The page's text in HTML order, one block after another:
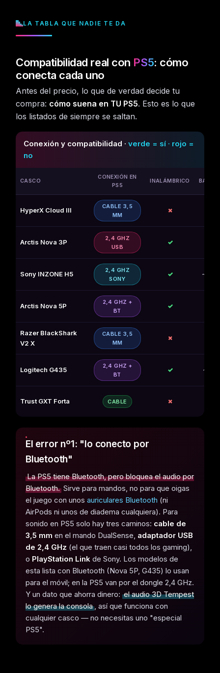
LA TABLA QUE NADIE TE DA
Compatibilidad real con PS5: cómo
conecta cada uno
Antes del precio, lo que de verdad decide tu
compra: cómo suena en TU PS5. Esto es lo que
los listados de siempre se saltan.
Conexión y compatibilidad · verde = sí · rojo =
no
CASCO
CONEXIÓN EN
PS5
INALÁMBRICO
HyperX Cloud III
CABLE 3,5
MM
✗
Arctis Nova 3P
2,4 GHZ
USB
✓
Sony INZONE H5
2,4 GHZ
SONY
✓ ~30 h
Arctis Nova 5P
2,4 GHZ +
BT
✓
Razer BlackShark
V2 X
CABLE 3,5
MM
✗
Logitech G435
2,4 GHZ +
BT
✓ ~18 h
Trust GXT Forta CABLE ✗
El error nº1: "lo conecto por
Bluetooth"
La PS5 tiene Bluetooth, pero bloquea el audio por
Bluetooth. Sirve para mandos, no para que oigas
el juego con unos auriculares Bluetooth (ni
AirPods ni unos de diadema cualquiera). Para
sonido en PS5 solo hay tres caminos: cable de
3,5 mm en el mando DualSense, adaptador USB
de 2,4 GHz (el que traen casi todos los gaming),
o PlayStation Link de Sony. Los modelos de
esta lista con Bluetooth (Nova 5P, G435) lo usan
para el móvil; en la PS5 van por el dongle 2,4 GHz.
Y un dato que ahorra dinero: el audio 3D Tempest
lo genera la consola , así que funciona con
cualquier casco — no necesitas uno "especial
PS5".